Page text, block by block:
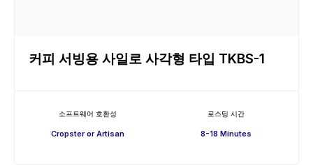
커피 서빙용 사일로 사각형 타입 TKBS-1
소프트웨어 호환성
Cropster or Artisan
로스팅 시간
8-18 Minutes